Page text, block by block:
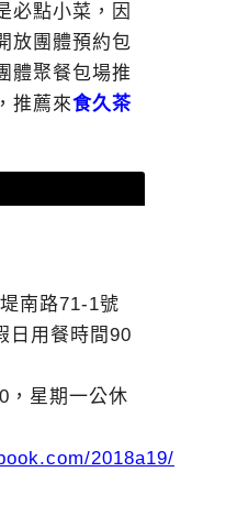
必點小菜，因
放團體預約包
體聚餐包場推
推薦來食久茶
南路71-1號
日用餐時間90
，星期一公休
2018a19/